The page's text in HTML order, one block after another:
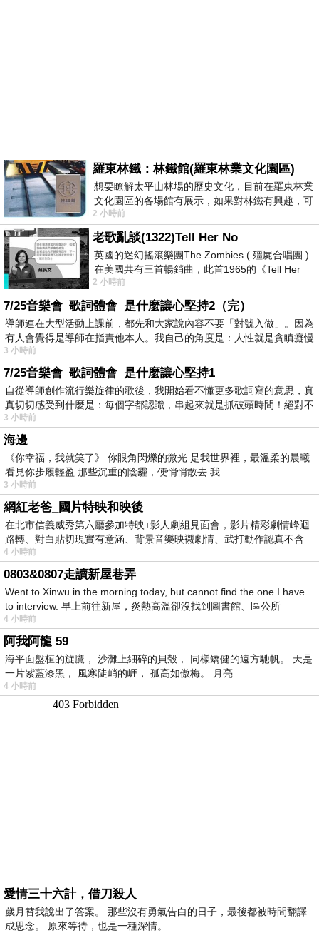
羅東林鐵：林鐵館(羅東林業文化園區)
想要瞭解太平山林場的歷史文化，目前在羅東林業
文化園區的各場館有展示，如果對林鐵有興趣，可
以到林鐵館。 這裡展示從山下
2 小時前
老歌亂談(1322)Tell Her No
英國的迷幻搖滾樂團The Zombies ( 殭屍合唱團 )
在美國共有三首暢銷曲，此首1965的《Tell Her
No》即為其中之一，在告示牌百大單曲
2 小時前
7/25音樂會_歌詞體會_是什麼讓心堅持2（完）
導師連在大型活動上課前，都先和大家說內容不要「對號入做」。因為
有人會覺得是導師在指責他本人。我自己的角度是：人性就是貪瞋癡慢
3 小時前
7/25音樂會_歌詞體會_是什麼讓心堅持1
自從導師創作流行樂旋律的歌後，我開始看不懂更多歌詞寫的意思，真
真切切感受到什麼是：每個字都認識，串起來就是抓破頭時間！絕對不
3 小時前
海邊
《你幸福，我就笑了》 你眼角閃爍的微光 是我世界裡，最溫柔的晨曦
看見你步履輕盈 那些沉重的陰霾，便悄悄散去 我
3 小時前
網紅老爸_國片特映和映後
在北市信義威秀第六廳參加特映+影人劇組見面會，影片精彩劇情峰迴
路轉、對白貼切現實有意涵、背景音樂映襯劇情、武打動作認真不含
糊、
4 小時前
0803&0807走讀新屋巷弄
Went to Xinwu in the morning today, but cannot find the one I have
to interview. 早上前往新屋，炎熱高溫卻沒找到圖書館、區公所
4 小時前
阿我阿龍 59
海平面盤桓的旋鷹， 沙灘上細碎的貝殼， 同樣矯健的遠方馳帆。 天是
一片紫藍漆黑， 風寒陡峭的崕， 孤高如傲梅。 月亮
4 小時前
愛情三十六計，借刀殺人
歲月替我說出了答案。 那些沒有勇氣告白的日子，最後都被時間翻譯
成思念。 原來等待，也是一種深情。